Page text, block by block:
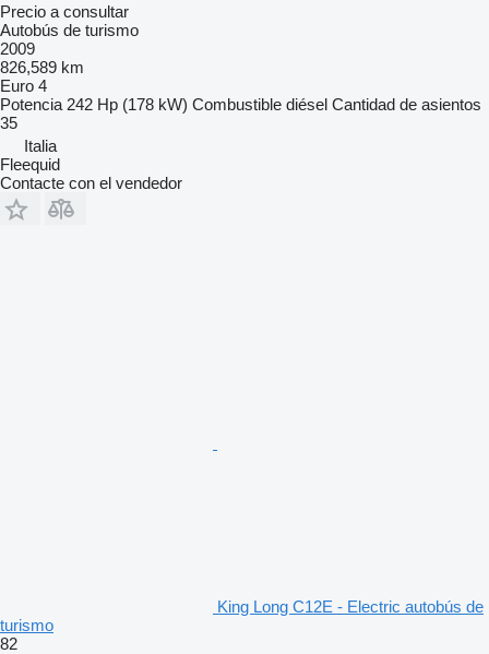
Precio a consultar
Autobús de turismo
2009
826,589 km
Euro 4
Potencia 242 Hp (178 kW) Combustible diésel Cantidad de asientos
35
Italia
Fleequid
Contacte con el vendedor
King Long C12E - Electric autobús de
turismo
82